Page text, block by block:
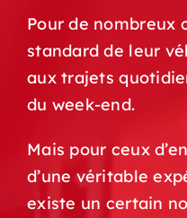
Pour de nombreux
standard de leur
aux trajets
du week-end.
Mais pour ceux
d’une véritable
existe un certain